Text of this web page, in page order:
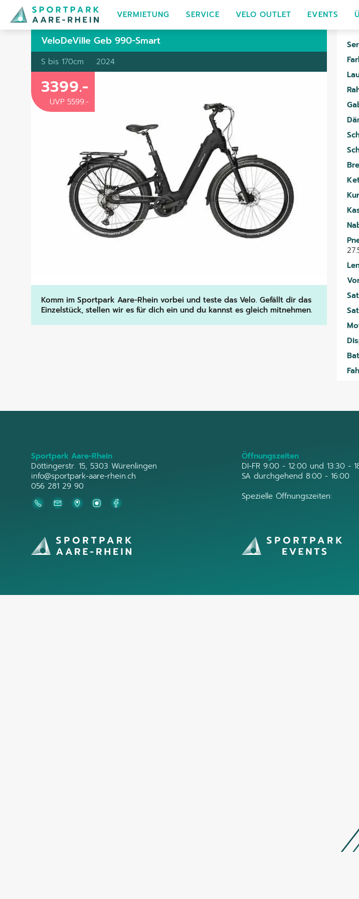
VERMIETUNG SERVICE VELO OUTLET EVENTS
VeloDeVille Geb 990-Smart
S bis 170cm 2024
3399.-
UVP 5599.-
Komm im Sportpark Aare-Rhein vorbei und teste das Velo. Gefällt dir das
Einzelstück, stellen wir es für dich ein und du kannst es gleich mitnehmen.
Sportpark Aare-Rhein
Döttingerstr. 15, 5303 Würenlingen
info@sportpark-aare-rhein.ch
056 281 29 90
Öffnungszeiten
DI-FR 9:00 - 12:00 und 13:30 -
SA durchgehend 8:00 - 16:00
Spezielle Öffnungszeiten: